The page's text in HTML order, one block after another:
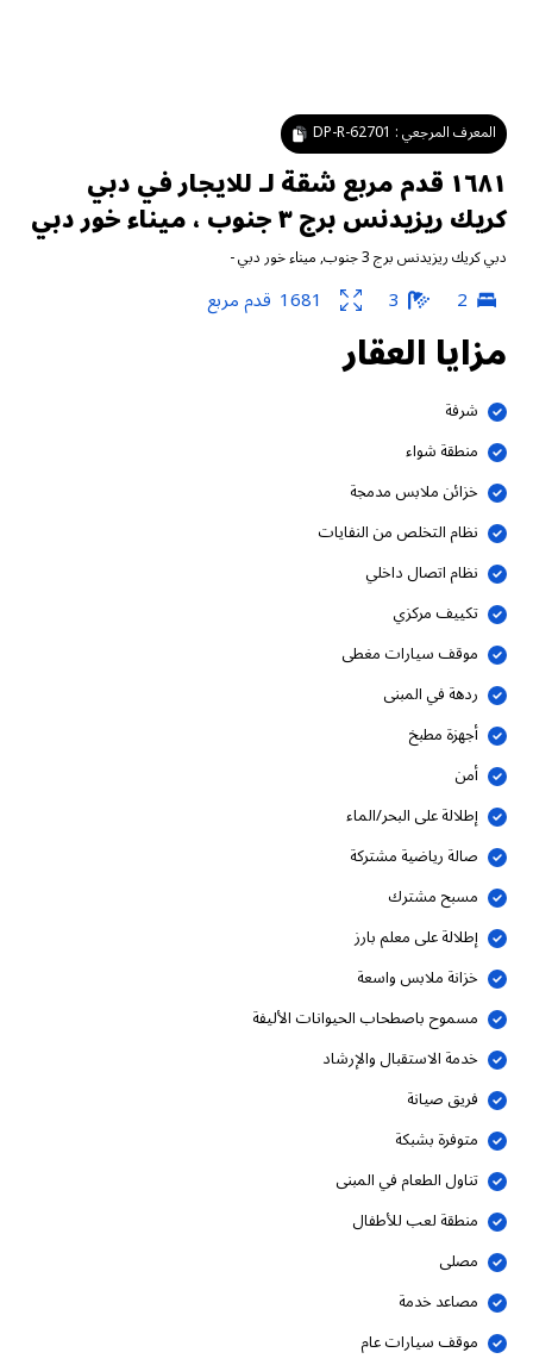
المعرف المرجعي : DP-R-62701
١٦٨١ قدم مربع شقة لـ للايجار في دبي
كريك ريزيدنس برج ٣ جنوب ، ميناء خور دبي
دبي كريك ريزيدنس برج 3 جنوب ,ميناء خور دبي-
2
3
1681 قدم مربع
مزايا العقار
شرفة
منطقة شواء
خزائن ملابس مدمجة
نظام التخلص من النفايات
نظام اتصال داخلي
تكييف مركزي
موقف سيارات مغطى
ردهة في المبنى
أجهزة مطبخ
أمن
إطلالة على البحر/الماء
صالة رياضية مشتركة
مسبح مشترك
إطلالة على معلم بارز
خزانة ملابس واسعة
مسموح باصطحاب الحيوانات الأليفة
خدمة الاستقبال والإرشاد
فريق صيانة
متوفرة بشبكة
تناول الطعام في المبنى
منطقة لعب للأطفال
مصلى
مصاعد خدمة
موقف سيارات عام